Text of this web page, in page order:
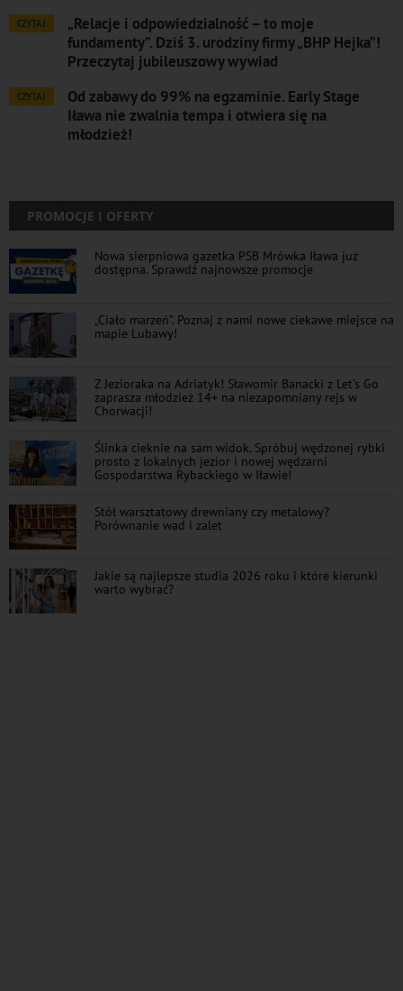
CZYTAJ
„Relacje i odpowiedzialność – to moje
fundamenty”. Dziś 3. urodziny firmy „BHP Hejka”!
Przeczytaj jubileuszowy wywiad
CZYTAJ
Od zabawy do 99% na egzaminie. Early Stage
Iława nie zwalnia tempa i otwiera się na
młodzież!
PROMOCJE I OFERTY
Nowa sierpniowa gazetka PSB Mrówka Iława już
dostępna. Sprawdź najnowsze promocje
„Ciało marzeń”. Poznaj z nami nowe ciekawe miejsce na
mapie Lubawy!
Z Jezioraka na Adriatyk! Sławomir Banacki z Let's Go
zaprasza młodzież 14+ na niezapomniany rejs w
Chorwacji!
Ślinka cieknie na sam widok. Spróbuj wędzonej rybki
prosto z lokalnych jezior i nowej wędzarni
Gospodarstwa Rybackiego w Iławie!
Stół warsztatowy drewniany czy metalowy?
Porównanie wad i zalet
Jakie są najlepsze studia 2026 roku i które kierunki
warto wybrać?